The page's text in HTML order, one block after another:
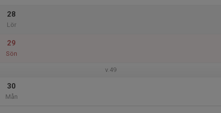
28
Lör
29
Sön
v.49
30
Mån